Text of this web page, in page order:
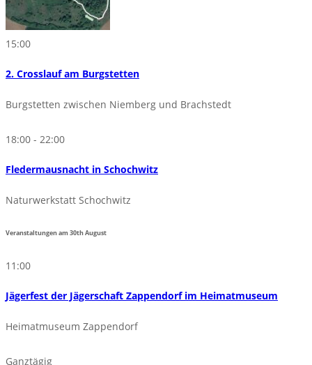
15:00
2. Crosslauf am Burgstetten
Burgstetten zwischen Niemberg und Brachstedt
18:00 - 22:00
Fledermausnacht in Schochwitz
Naturwerkstatt Schochwitz
Veranstaltungen am30thAugust
11:00
Jägerfest der Jägerschaft Zappendorf im Heimatmuseum
Heimatmuseum Zappendorf
Ganztägig